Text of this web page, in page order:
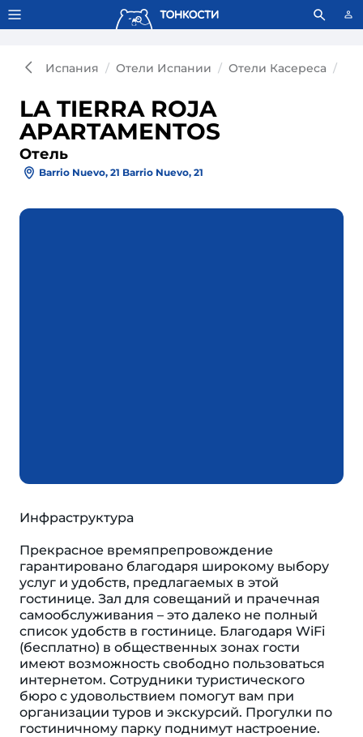
Тонкости используют сookie-файлы. Что это значит?
Испания Отели Испании Отели Касереса
LA TIERRA ROJA
APARTAMENTOS
Отель
Barrio Nuevo, 21 Barrio Nuevo, 21
Инфраструктура
Прекрасное времяпрепровождение
гарантировано благодаря широкому выбору
услуг и удобств, предлагаемых в этой
гостинице. Зал для совещаний и прачечная
самообслуживания – это далеко не полный
список удобств в гостинице. Благодаря WiFi
(бесплатно) в общественных зонах гости
имеют возможность свободно пользоваться
интернетом. Сотрудники туристического
бюро с удовольствием помогут вам при
организации туров и экскурсий. Прогулки по
гостиничному парку поднимут настроение.